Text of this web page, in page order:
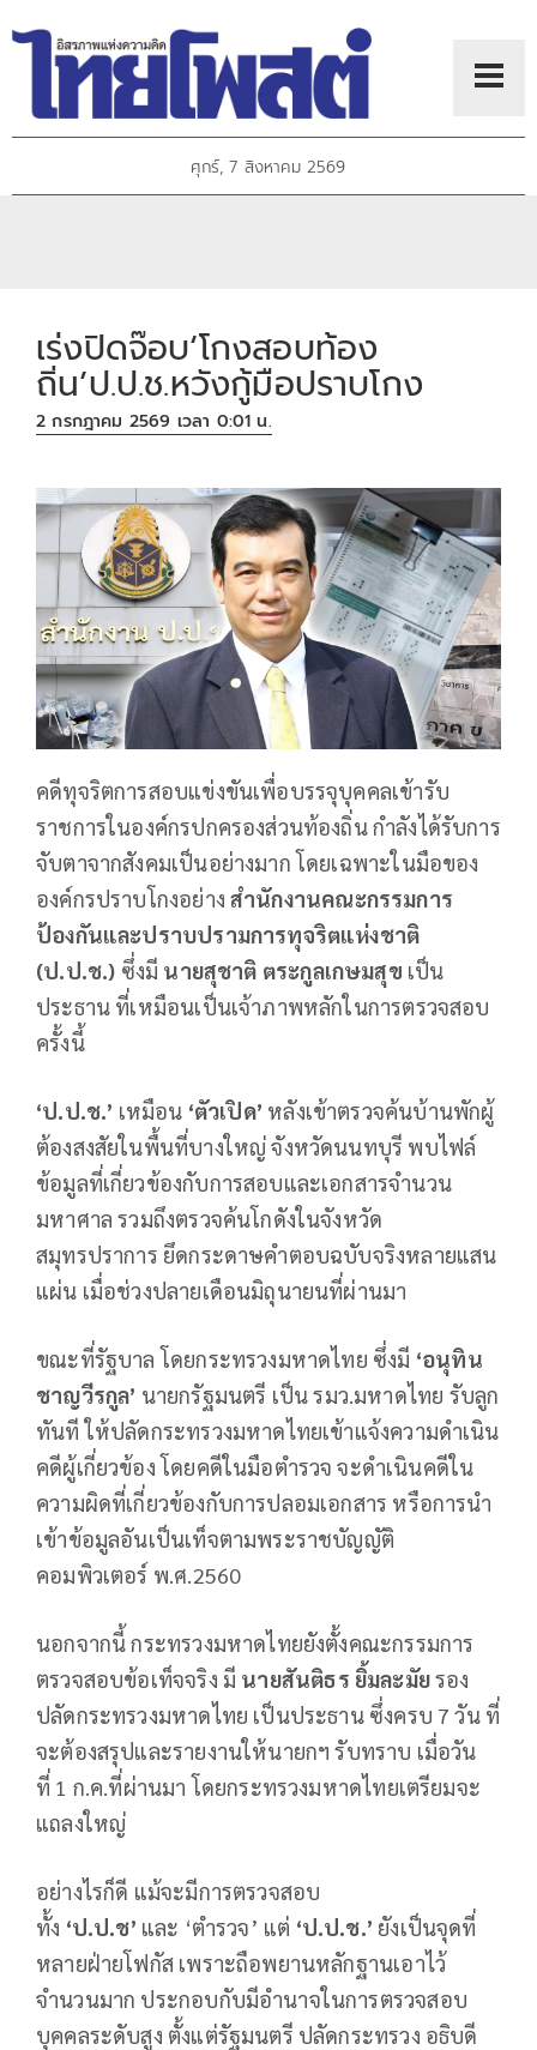
ศุกร์, 7 สิงหาคม 2569
เร่งปิดจ๊อบ‘โกงสอบท้อง
ถิ่น’ป.ป.ช.หวังกู้มือปราบโกง
2 กรกฎาคม 2569 เวลา 0:01 น.
คดีทุจริตการสอบแข่งขันเพื่อบรรจุบุคคลเข้ารับ
ราชการในองค์กรปกครองส่วนท้องถิ่น กำลังได้รับการ
จับตาจากสังคมเป็นอย่างมาก โดยเฉพาะในมือของ
องค์กรปราบโกงอย่างสำนักงานคณะกรรมการ
ป้องกันและปราบปรามการทุจริตแห่งชาติ
(ป.ป.ช.) ซึ่งมี นายสุชาติ ตระกูลเกษมสุข เป็น
ประธาน ที่เหมือนเป็นเจ้าภาพหลักในการตรวจสอบ
ครั้งนี้
‘ป.ป.ช.’ เหมือน ‘ตัวเปิด’ หลังเข้าตรวจค้นบ้านพักผู้
ต้องสงสัยในพื้นที่บางใหญ่ จังหวัดนนทบุรี พบไฟล์
ข้อมูลที่เกี่ยวข้องกับการสอบและเอกสารจำนวน
มหาศาล รวมถึงตรวจค้นโกดังในจังหวัด
สมุทรปราการ ยึดกระดาษคำตอบฉบับจริงหลายแสน
แผ่น เมื่อช่วงปลายเดือนมิถุนายนที่ผ่านมา
ขณะที่รัฐบาล โดยกระทรวงมหาดไทย ซึ่งมี ‘อนุทิน
ชาญวีรกูล’ นายกรัฐมนตรี เป็น รมว.มหาดไทย รับลูก
ทันที ให้ปลัดกระทรวงมหาดไทยเข้าแจ้งความดำเนิน
คดีผู้เกี่ยวข้อง โดยคดีในมือตำรวจ จะดำเนินคดีใน
ความผิดที่เกี่ยวข้องกับการปลอมเอกสาร หรือการนำ
เข้าข้อมูลอันเป็นเท็จตามพระราชบัญญัติ
คอมพิวเตอร์ พ.ศ.2560
นอกจากนี้ กระทรวงมหาดไทยยังตั้งคณะกรรมการ
ตรวจสอบข้อเท็จจริง มี นายสันติธร ยิ้มละมัยรอง
ปลัดกระทรวงมหาดไทย เป็นประธาน ซึ่งครบ 7 วัน ที่
จะต้องสรุปและรายงานให้นายกฯ รับทราบ เมื่อวัน
ที่ 1 ก.ค.ที่ผ่านมา โดยกระทรวงมหาดไทยเตรียมจะ
แถลงใหญ่
อย่างไรก็ดี แม้จะมีการตรวจสอบ
ทั้ง ‘ป.ป.ช’ และ ‘ตำรวจ’ แต่ ‘ป.ป.ช.’ ยังเป็นจุดที่
หลายฝ่ายโฟกัส เพราะถือพยานหลักฐานเอาไว้
จำนวนมาก ประกอบกับมีอำนาจในการตรวจสอบ
บุคคลระดับสูง ตั้งแต่รัฐมนตรี ปลัดกระทรวง อธิบดี